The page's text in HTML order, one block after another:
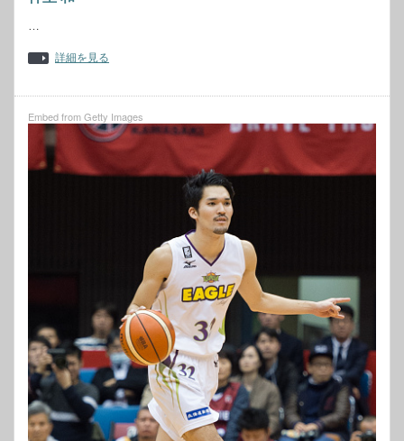
…
詳細を見る
Embed from Getty Images